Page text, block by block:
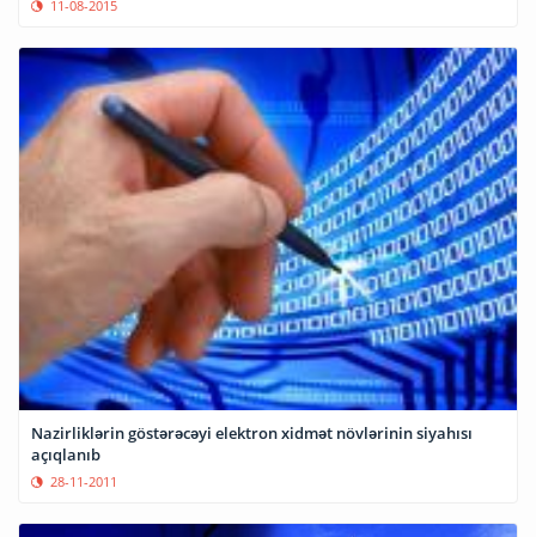
11-08-2015
Nazirliklərin göstərəcəyi elektron xidmət növlərinin siyahısı
açıqlanıb
28-11-2011